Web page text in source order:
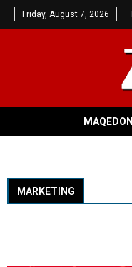
Friday, August 7, 2026
MAQEDONI
MARKETING